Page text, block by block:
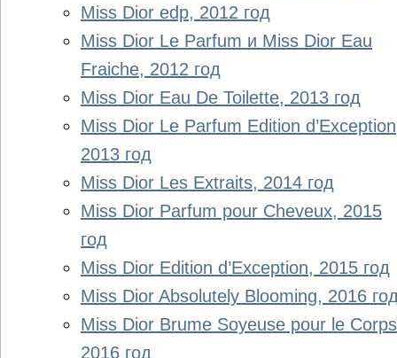
Miss Dior edp, 2012 год
Miss Dior Le Parfum и Miss Dior Eau
Fraiche, 2012 год
Miss Dior Eau De Toilette, 2013 год
Miss Dior Le Parfum Edition
2013 год
Miss Dior Les Extraits, 2014 год
Miss Dior Parfum pour Cheveux, 2015
год
Miss Dior Edition d’Exception, 2015 год
Miss Dior Absolutely Blooming, 2016
Miss Dior Brume Soyeuse pour le
2016 год